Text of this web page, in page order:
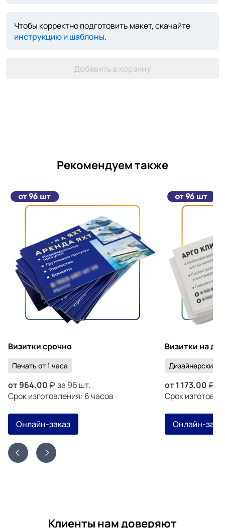
Чтобы корректно подготовить макет, скачайте
инструкцию и шаблоны.
Добавить в корзину
Рекомендуем также
Визитки срочно
Печать от 1 часа
от964.00
за 96 шт.
Срок изготовления: 6 часов
Онлайн-заказ
Визитки на
Дизайнерский
от 1 173.00
Срок
Онлайн-
Клиенты нам доверяют